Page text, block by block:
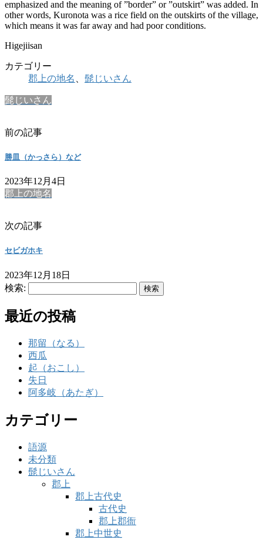
emphasized and the meaning of ”border” or ”outskirt” was added. In
other words, Kuronota was a rice field on the outskirts of the village,
which means it was far away and had poor conditions.
Higejiisan
カテゴリー
郡上の地名
髭じいさん
髭じいさん
前の記事
勝皿（かっさら）など
2023年12月4日
郡上の地名
次の記事
セビガホキ
2023年12月18日
検索:
最近の投稿
那留（なる）
西瓜
起（おこし）
失日
阿多岐（あたぎ）
カテゴリー
語源
未分類
髭じいさん
郡上
郡上古代史
古代史
郡上郡衙
郡上中世史